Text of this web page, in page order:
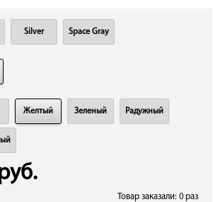
Silver Space Gray
Желтый Зеленый Радужный
Товар заказали: 0 раз